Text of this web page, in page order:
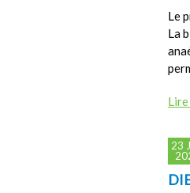
Le
La
23